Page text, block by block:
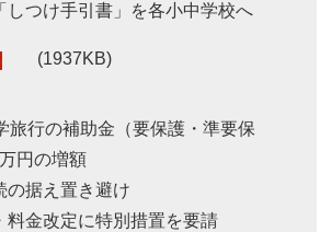
しつけ手引書」を各小中学校へ
(1937KB)
旅行の補助金（要保護・準要保
円の増額
の据え置き避け
料金改定に特別措置を要請